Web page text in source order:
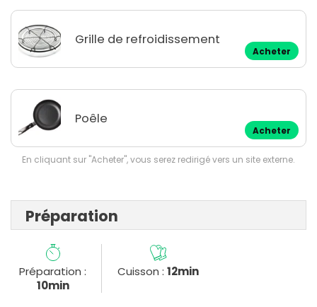
Grille de refroidissement
Acheter
Poêle
Acheter
En cliquant sur "Acheter", vous serez redirigé vers un site externe.
Préparation
Préparation :
10min
Cuisson :12min